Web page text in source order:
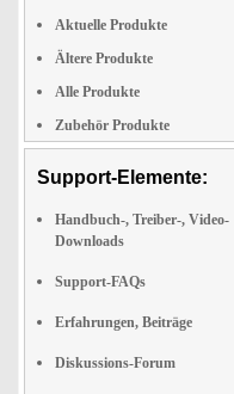
Aktuelle Produkte
Ältere Produkte
Alle Produkte
Zubehör Produkte
Support-Elemente:
Handbuch-, Treiber-, Video-
Downloads
Support-FAQs
Erfahrungen, Beiträge
Diskussions-Forum